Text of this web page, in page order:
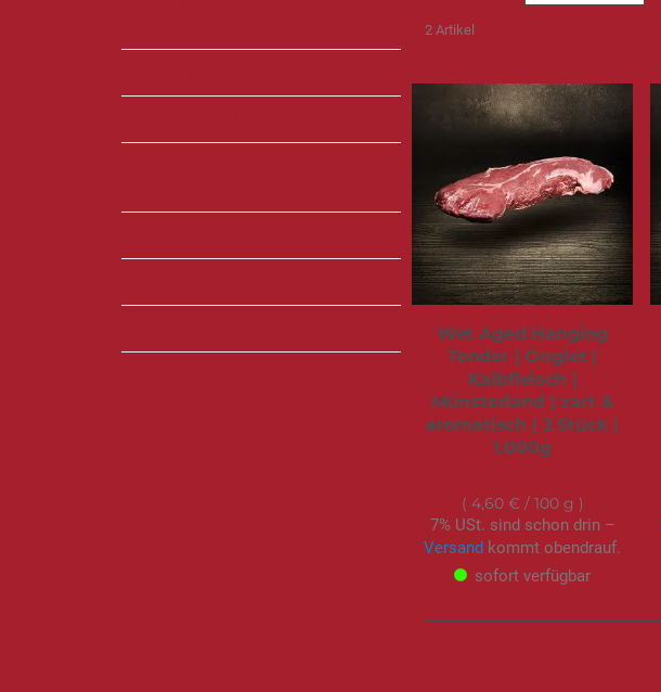
2 Artikel
Wet Aged Hanging
Tender | Onglet |
Kalbfleisch |
Münsterland | zart &
aromatisch | 2 Stück |
1.000g
4,60 €/ 100 g
7% USt. sind schon drin –
Versand kommt obendrauf.
sofort verfügbar